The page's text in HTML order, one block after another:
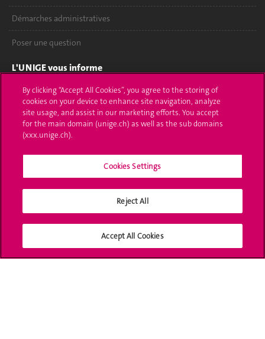
Démarches administratives
Poser une question
L'UNIGE vous informe
UNIGE Mobile
Médias
Offres d'emploi
Calendrier académique
Médias sociaux UNIGE
By clicking “Accept All Cookies”, you agree to the storing of
cookies on your device to enhance site navigation, analyze
site usage, and assist in our marketing efforts. You accept
for the main domain (unige.ch) as well as the sub domains
(xxx.unige.ch).
Cookies Settings
Reject All
Accept All Cookies